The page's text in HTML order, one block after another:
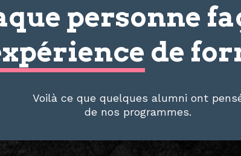
personne
de
Voilà ce que quelques alumni ont
de nos programmes.